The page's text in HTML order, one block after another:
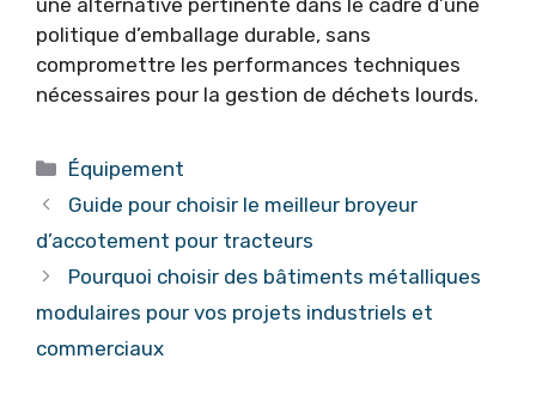
politique d’emballage durable, sans
compromettre les performances techniques
nécessaires pour la gestion de déchets lourds.
Catégories
Équipement
Guide pour choisir le meilleur broyeur
d’accotement pour tracteurs
Pourquoi choisir des bâtiments métalliques
modulaires pour vos projets industriels et
commerciaux